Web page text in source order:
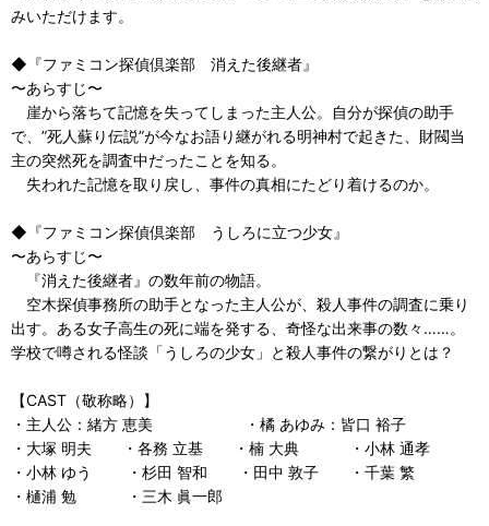
みいただけます。
◆『ファミコン探偵倶楽部 消えた後継者』
〜あらすじ〜
崖から落ちて記憶を失ってしまった主人公。自分が探偵の助手
で、”死人蘇り伝説”が今なお語り継がれる明神村で起きた、財閥当
主の突然死を調査中だったことを知る。
失われた記憶を取り戻し、事件の真相にたどり着けるのか。
◆『ファミコン探偵倶楽部 うしろに立つ少女』
〜あらすじ〜
『消えた後継者』の数年前の物語。
空木探偵事務所の助手となった主人公が、殺人事件の調査に乗り
出す。ある女子高生の死に端を発する、奇怪な出来事の数々……。
学校で噂される怪談「うしろの少女」と殺人事件の繋がりとは？
【CAST（敬称略）】
・主人公：緒方 恵美 ・橘 あゆみ：皆口 裕子
・大塚 明夫 ・各務 立基 ・楠 大典 ・小林 通孝
・小林 ゆう ・杉田 智和 ・田中 敦子 ・千葉 繁
・樋浦 勉 ・三木 眞一郎